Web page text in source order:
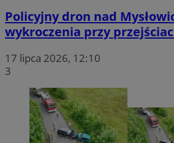
Policyjny dron nad
wykroczenia przy
17 lipca 2026, 12:10
3